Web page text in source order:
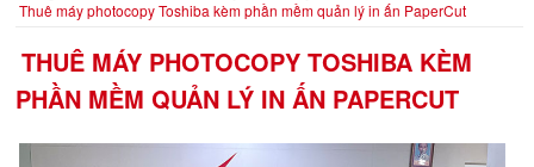
Thuê máy photocopy Toshiba kèm phần mềm quản lý in ấn PaperCut
THUÊ MÁY PHOTOCOPY TOSHIBA KÈM
PHẦN MỀM QUẢN LÝ IN ẤN PAPERCUT